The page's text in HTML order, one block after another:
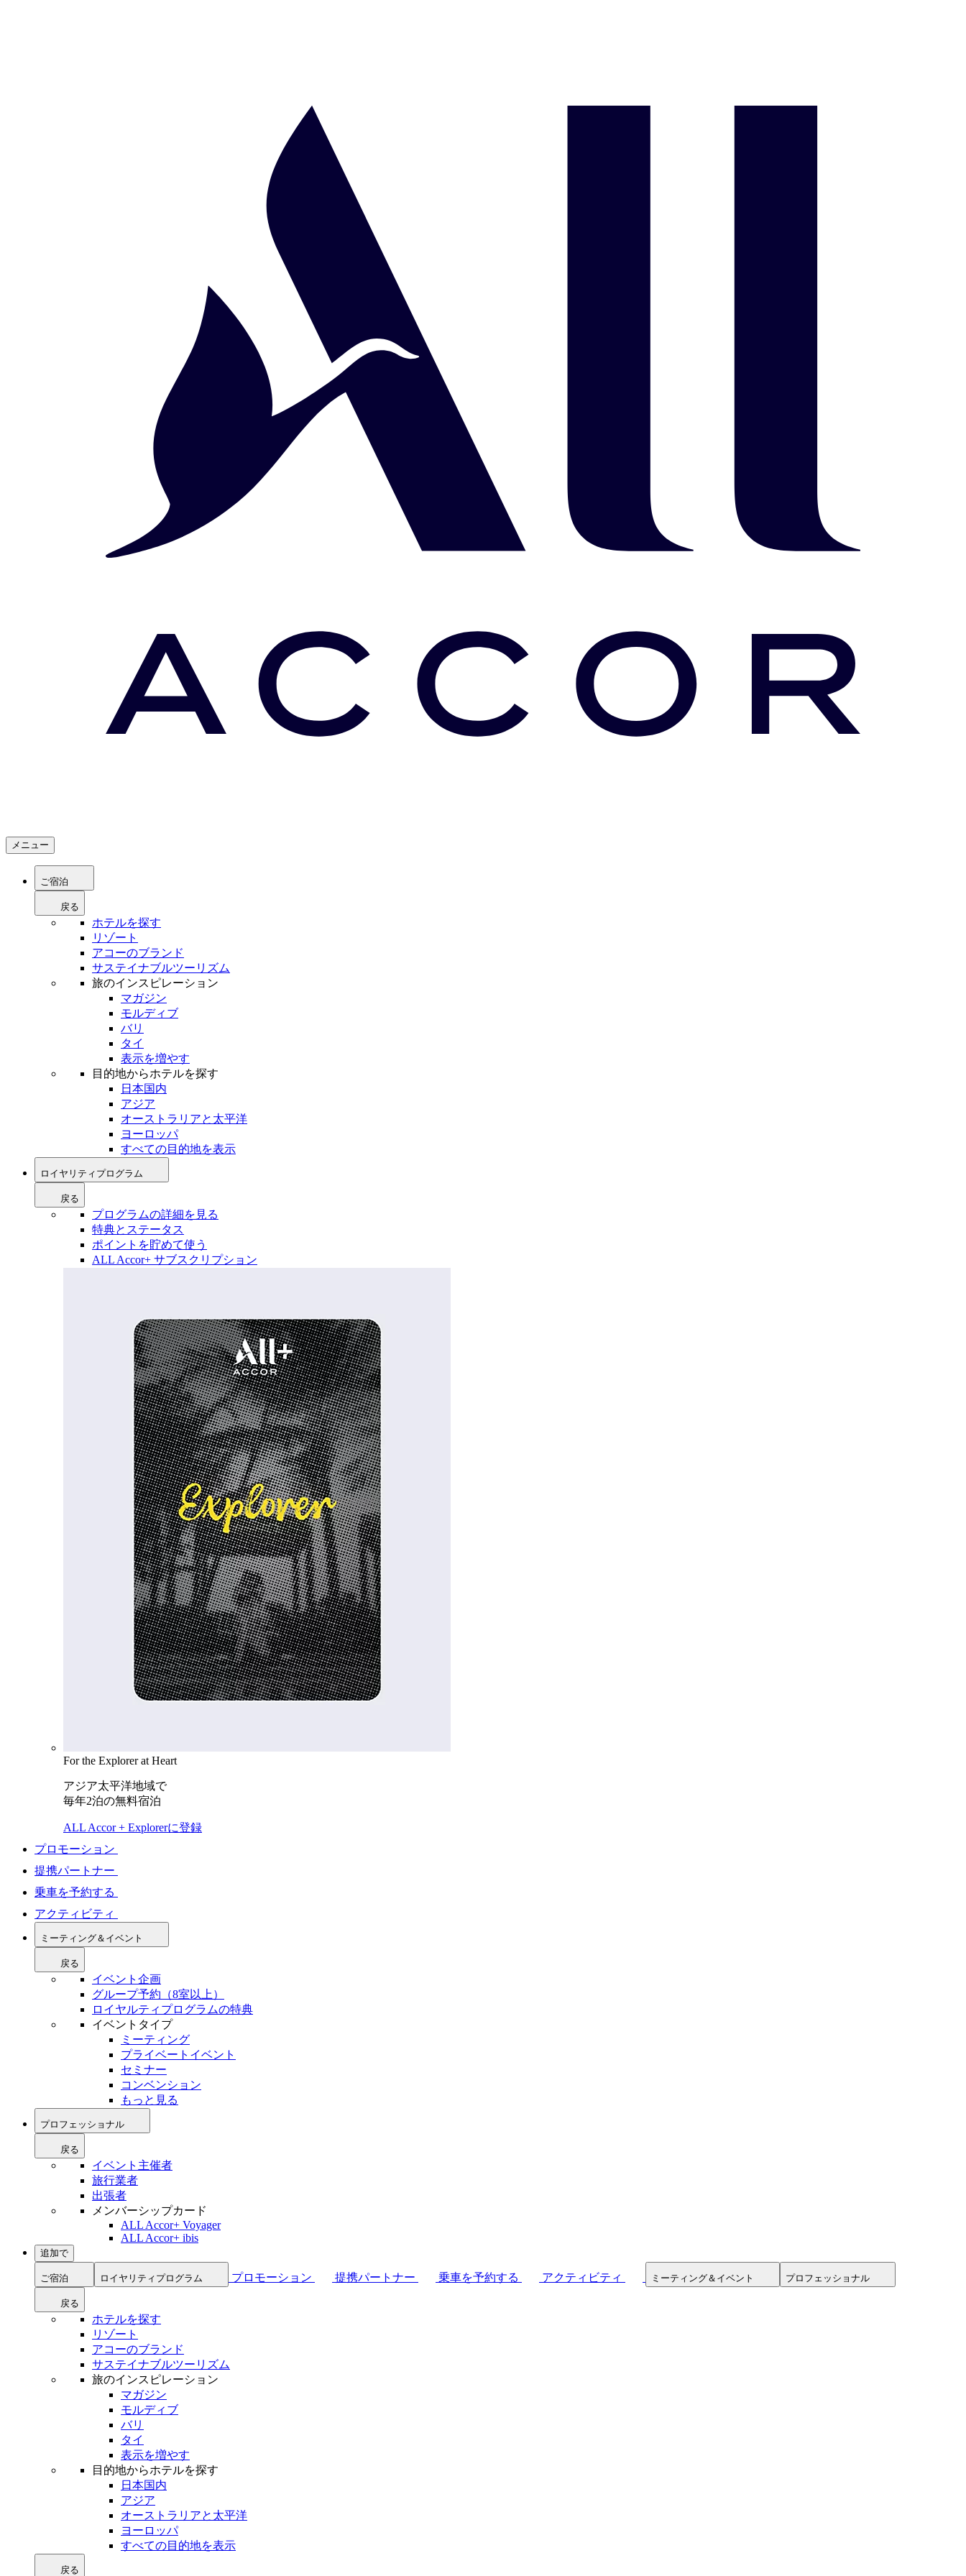
メニュー
ご宿泊
戻る
ホテルを探す
リゾート
アコーのブランド
サステイナブルツーリズム
旅のインスピレーション
マガジン
モルディブ
バリ
タイ
表示を増やす
目的地からホテルを探す
日本国内
アジア
オーストラリアと太平洋
ヨーロッパ
すべての目的地を表示
ロイヤリティプログラム
戻る
プログラムの詳細を見る
特典とステータス
ポイントを貯めて使う
ALL Accor+ サブスクリプション
For the Explorer at Heart
アジア太平洋地域で
毎年2泊の無料宿泊
ALL Accor + Explorerに登録
プロモーション
提携パートナー
乗車を予約する
アクティビティ
ミーティング＆イベント
戻る
イベント企画
グループ予約（8室以上）
ロイヤルティプログラムの特典
イベントタイプ
ミーティング
プライベートイベント
セミナー
コンベンション
もっと見る
プロフェッショナル
戻る
イベント主催者
旅行業者
出張者
メンバーシップカード
ALL Accor+ Voyager
ALL Accor+ ibis
追加で
ご宿泊 ロイヤリティプログラム プロモーション 提携パートナー 乗車を予約する アクティビティ ミーティング＆イベント プロフェッショナル
戻る
ホテルを探す
リゾート
アコーのブランド
サステイナブルツーリズム
旅のインスピレーション
マガジン
モルディブ
バリ
タイ
表示を増やす
目的地からホテルを探す
日本国内
アジア
オーストラリアと太平洋
ヨーロッパ
すべての目的地を表示
戻る